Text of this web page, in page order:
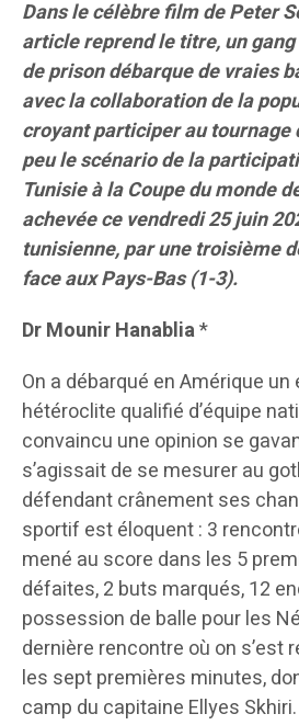
Dans le célèbre film de Peter
article reprend le titre, un
de prison débarque de vraies
avec la collaboration de la
croyant participer au tournage
peu le scénario de la
Tunisie à la Coupe du monde
achevée ce vendredi 25 juin
tunisienne, par une troisième
face aux Pays-Bas (1-3).
Dr Mounir Hanablia*
On a débarqué en Amérique
hétéroclite qualifié d’équipe
convaincu une opinion se
s’agissait de se mesurer au
défendant crânement ses
sportif est éloquent : 3
mené au score dans les 5
défaites, 2 buts marqués, 12
possession de balle pour les
dernière rencontre où on s’est
les sept premières minutes,
camp du capitaine Ellyes Skhiri.